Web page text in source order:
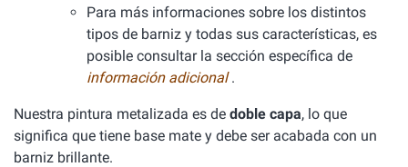
Para más informaciones sobre los distintos
tipos de barniz y todas sus características, es
posible consultar la sección específica de
información adicional.
Nuestra pintura metalizada es de doble capa, lo que
significa que tiene base mate y debe ser acabada con un
barniz brillante.